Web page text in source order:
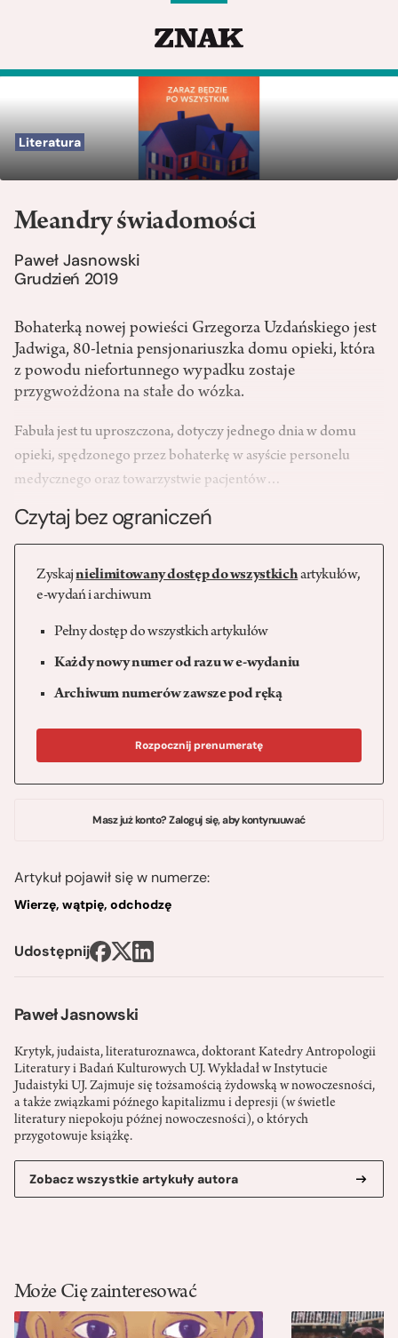
Literatura
Paweł Jasnowski
Krytyk, judaista, literaturoznawca, doktorant Katedry Antropologii
Literatury i Badań Kulturowych UJ. Wykładał w Instytucie
Judaistyki UJ. Zajmuje się tożsamością żydowską w nowoczesności,
a także związkami późnego kapitalizmu i depresji (w świetle
literatury niepokoju późnej nowoczesności), o których
przygotowuje książkę.
Zobacz wszystkie artykuły autora
Meandry świadomości
Paweł Jasnowski
Grudzień 2019
Bohaterką nowej powieści Grzegorza Uzdańskiego jest
Jadwiga, 80-letnia pensjonariuszka domu opieki, która
z powodu niefortunnego wypadku zostaje
przygwożdżona na stałe do wózka.
Fabuła jest tu uproszczona, dotyczy jednego dnia w domu
opieki, spędzonego przez bohaterkę w asyście personelu
medycznego oraz towarzystwie pacjentów…
Czytaj bez ograniczeń
Zyskajnielimitowany dostęp do wszystkichartykułów,
e-wydań i archiwum
Pełny dostęp do wszystkich artykułów
Każdy nowy numer od razu w e-wydaniu
Archiwum numerów zawsze pod ręką
Rozpocznij prenumeratę
Masz już konto? Zaloguj się, aby kontynuuwać
Artykuł pojawił się w numerze:
Wierzę, wątpię, odchodzę
Udostępnij
Może Cię zainteresować